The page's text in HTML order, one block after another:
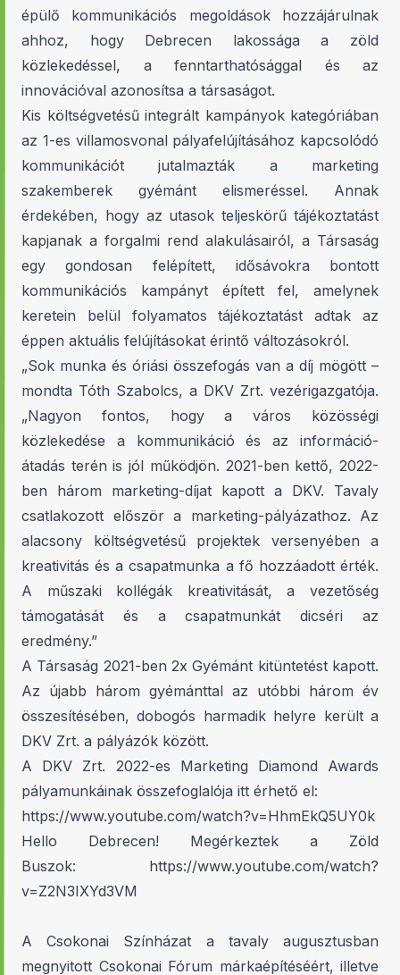
épülő kommunikációs megoldások hozzájárulnak
ahhoz, hogy Debrecen lakossága a zöld
közlekedéssel, a fenntarthatósággal és az
innovációval azonosítsa a társaságot.
Kis költségvetésű integrált kampányok kategóriában
az 1-es villamosvonal pályafelújításához kapcsolódó
kommunikációt jutalmazták a marketing
szakemberek gyémánt elismeréssel. Annak
érdekében, hogy az utasok teljeskörű tájékoztatást
kapjanak a forgalmi rend alakulásairól, a Társaság
egy gondosan felépített, idősávokra bontott
kommunikációs kampányt épített fel, amelynek
keretein belül folyamatos tájékoztatást adtak az
éppen aktuális felújításokat érintő változásokról.
„Sok munka és óriási összefogás van a díj mögött –
mondta Tóth Szabolcs, a DKV Zrt. vezérigazgatója.
„Nagyon fontos, hogy a város közösségi
közlekedése a kommunikáció és az információ-
átadás terén is jól működjön. 2021-ben kettő, 2022-
ben három marketing-díjat kapott a DKV. Tavaly
csatlakozott először a marketing-pályázathoz. Az
alacsony költségvetésű projektek versenyében a
kreativitás és a csapatmunka a fő hozzáadott érték.
A műszaki kollégák kreativitását, a vezetőség
támogatását és a csapatmunkát dicséri az
eredmény.”
A Társaság 2021-ben 2x Gyémánt kitüntetést kapott.
Az újabb három gyémánttal az utóbbi három év
összesítésében, dobogós harmadik helyre került a
DKV Zrt. a pályázók között.
A DKV Zrt. 2022-es Marketing Diamond Awards
pályamunkáinak összefoglalója itt érhető el:
https://www.youtube.com/watch?v=HhmEkQ5UY0k
Hello Debrecen! Megérkeztek a Zöld
Buszok: https://www.youtube.com/watch?
v=Z2N3IXYd3VM
A Csokonai Színházat a tavaly augusztusban
megnyitott Csokonai Fórum márkaépítéséért, illetve